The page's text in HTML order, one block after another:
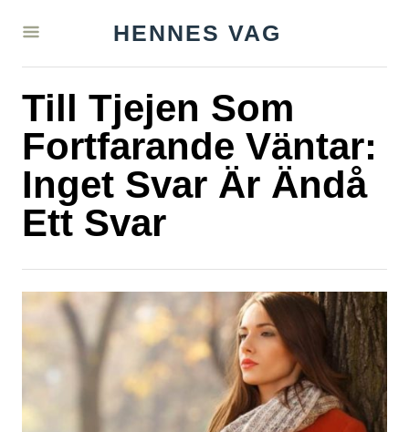
HENNES VAG
Till Tjejen Som
Fortfarande Väntar:
Inget Svar Är Ändå
Ett Svar